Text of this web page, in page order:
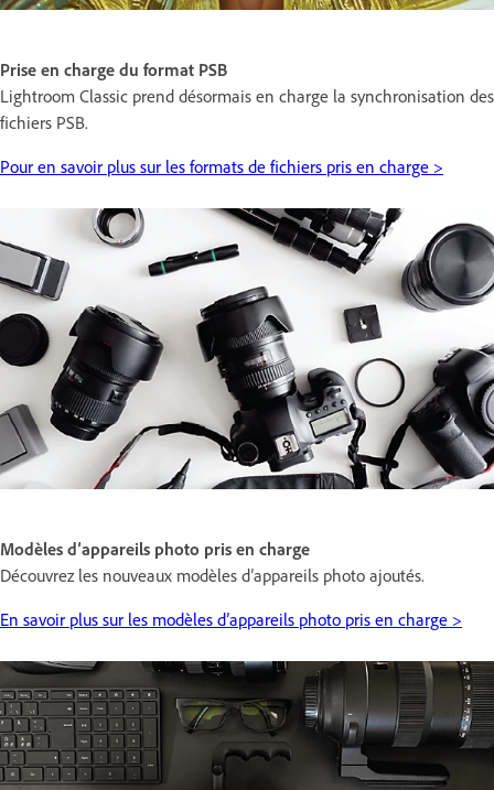
Prise en charge du format PSB
Lightroom Classic prend désormais en charge la synchronisation des
fichiers PSB.
Pour en savoir plus sur les formats de fichiers pris en charge >
Modèles d’appareils photo pris en charge
Découvrez les nouveaux modèles d’appareils photo ajoutés.
En savoir plus sur les modèles d’appareils photo pris en charge >